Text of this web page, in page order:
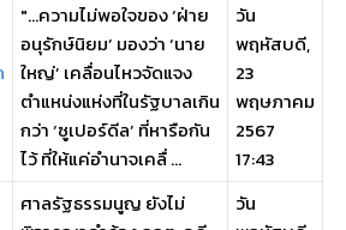
"...ความไม่พอใจของ ‘ฝ่าย
อนุรักษ์นิยม’ มองว่า ‘นาย
ใหญ่’ เคลื่อนไหวจัดแจง
ตำแหน่งแห่งที่ในรัฐบาลเกิน
กว่า ‘ซูเปอร์ดีล’ ที่หารือกัน
ไว้ ที่ให้แค่อำนาจเคลื่ ...
วัน
พฤหัสบดี,
23
พฤษภาคม
2567
17:43
ศาลรัฐธรรมนูญ ยังไม่
วัน